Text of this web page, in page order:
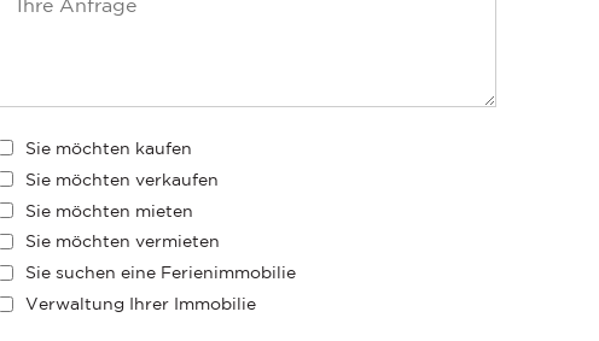
Sie möchten kaufen
Sie möchten verkaufen
Sie möchten mieten
Sie möchten vermieten
Sie suchen eine Ferienimmobilie
Verwaltung Ihrer Immobilie